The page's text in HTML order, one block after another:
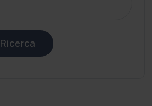
Ricerca